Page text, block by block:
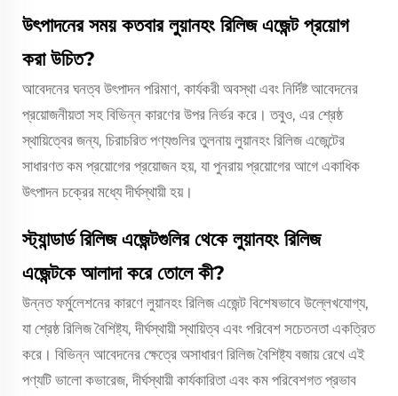
উৎপাদনের সময় কতবার লুয়ানহং রিলিজ এজেন্ট প্রয়োগ
করা উচিত?
আবেদনের ঘনত্ব উৎপাদন পরিমাণ, কার্যকরী অবস্থা এবং নির্দিষ্ট আবেদনের
প্রয়োজনীয়তা সহ বিভিন্ন কারণের উপর নির্ভর করে। তবুও, এর শ্রেষ্ঠ
স্থায়িত্বের জন্য, চিরাচরিত পণ্যগুলির তুলনায় লুয়ানহং রিলিজ এজেন্টের
সাধারণত কম প্রয়োগের প্রয়োজন হয়, যা পুনরায় প্রয়োগের আগে একাধিক
উৎপাদন চক্রের মধ্যে দীর্ঘস্থায়ী হয়।
স্ট্যান্ডার্ড রিলিজ এজেন্টগুলির থেকে লুয়ানহং রিলিজ
এজেন্টকে আলাদা করে তোলে কী?
উন্নত ফর্মুলেশনের কারণে লুয়ানহং রিলিজ এজেন্ট বিশেষভাবে উল্লেখযোগ্য,
যা শ্রেষ্ঠ রিলিজ বৈশিষ্ট্য, দীর্ঘস্থায়ী স্থায়িত্ব এবং পরিবেশ সচেতনতা একত্রিত
করে। বিভিন্ন আবেদনের ক্ষেত্রে অসাধারণ রিলিজ বৈশিষ্ট্য বজায় রেখে এই
পণ্যটি ভালো কভারেজ, দীর্ঘস্থায়ী কার্যকারিতা এবং কম পরিবেশগত প্রভাব